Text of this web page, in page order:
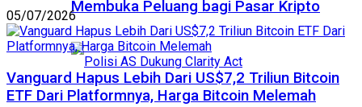
Membuka Peluang bagi Pasar Kripto
05/07/2026
Vanguard Hapus Lebih Dari US$7,2 Triliun Bitcoin
ETF Dari Platformnya, Harga Bitcoin Melemah